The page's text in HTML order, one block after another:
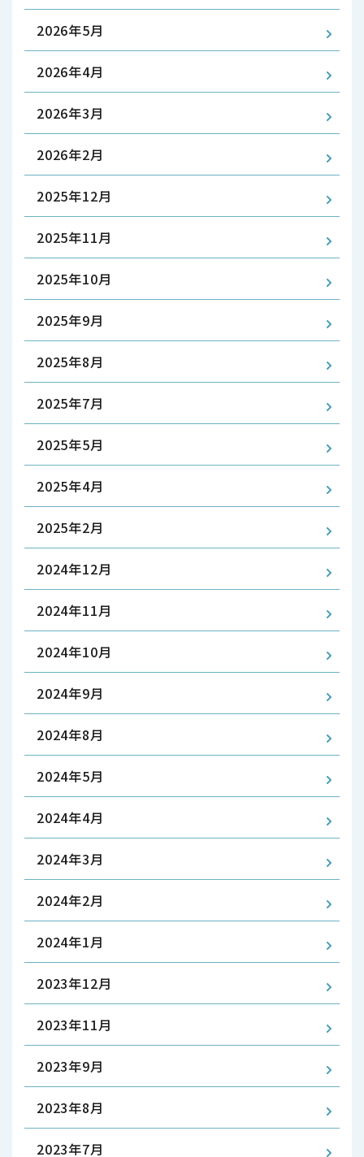
2026年5月
2026年4月
2026年3月
2026年2月
2025年12月
2025年11月
2025年10月
2025年9月
2025年8月
2025年7月
2025年5月
2025年4月
2025年2月
2024年12月
2024年11月
2024年10月
2024年9月
2024年8月
2024年5月
2024年4月
2024年3月
2024年2月
2024年1月
2023年12月
2023年11月
2023年9月
2023年8月
2023年7月